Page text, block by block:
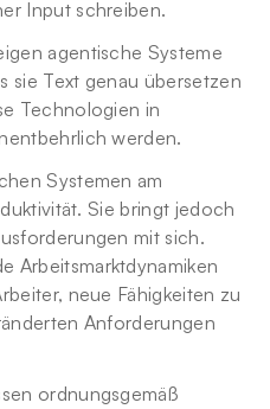
Input schreiben.
agentische Systeme
sie Text genau übersetzen
Technologien in
werden.
Systemen am
Sie bringt jedoch
mit sich.
Arbeitsmarktdynamiken
neue Fähigkeiten zu
Anforderungen
ordnungsgemäß